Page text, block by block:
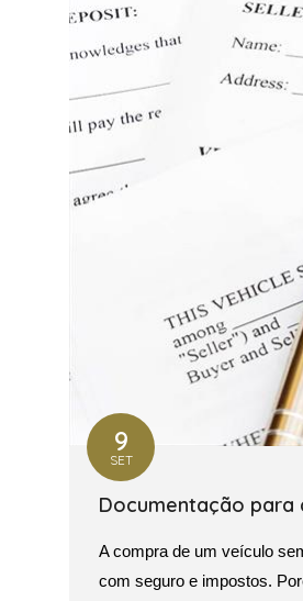
9
SET
Documentação para
A compra de um veículo
com seguro e impostos.